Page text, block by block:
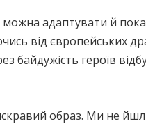
адаптувати й
від європейських
героїв
образ. Ми не